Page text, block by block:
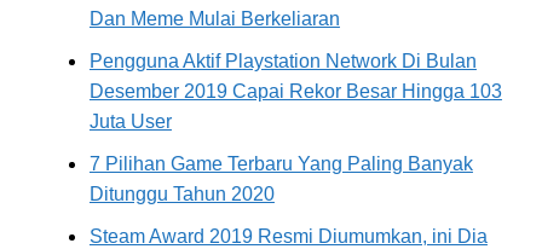
Dan Meme Mulai Berkeliaran
Pengguna Aktif Playstation Network Di Bulan
Desember 2019 Capai Rekor Besar Hingga 103
Juta User
7 Pilihan Game Terbaru Yang Paling Banyak
Ditunggu Tahun 2020
Steam Award 2019 Resmi Diumumkan, ini Dia